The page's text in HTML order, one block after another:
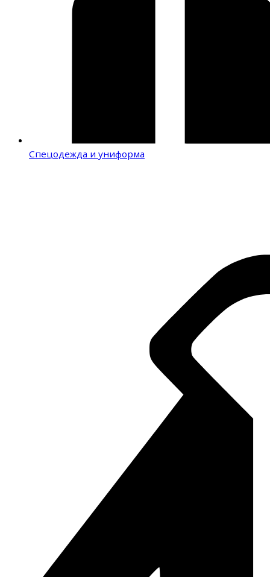
Спецодежда и униформа